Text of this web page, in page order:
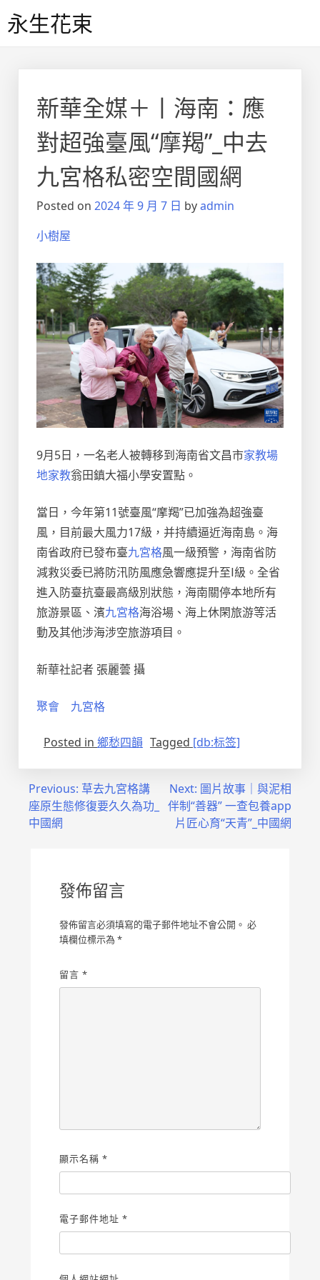
to永生花束
新華全媒＋丨海南：應
對超強臺風“摩羯”_中去
九宮格私密空間國網
Posted on 2024 年 9 月 7 日 byadmin
小樹屋
9月5日，一名老人被轉移到海南省文昌市家教場
地家教翁田鎮大福小學安置點。
當日，今年第11號臺風“摩羯”已加強為超強臺
風，目前最大風力17級，并持續逼近海南島。海
南省政府已發布臺九宮格風一級預警，海南省防
減救災委已將防汛防風應急響應提升至Ⅰ級。全省
進入防臺抗臺最高級別狀態，海南關停本地所有
旅游景區、濱九宮格海浴場、海上休閑旅游等活
動及其他涉海涉空旅游項目。
新華社記者 張麗蕓 攝
聚會 九宮格
Posted in 鄉愁四韻 Tagged [db:标签]
Previous: 草去九宮格講
座原生態修復要久久為功_
中國網
Next: 圖片故事｜與泥相
伴制“善器” 一查包養app
片匠心育“天青”_中國網
發佈留言
發佈留言必須填寫的電子郵件地址不會公開。 必
填欄位標示為 *
留言 *
顯示名稱 *
電子郵件地址 *